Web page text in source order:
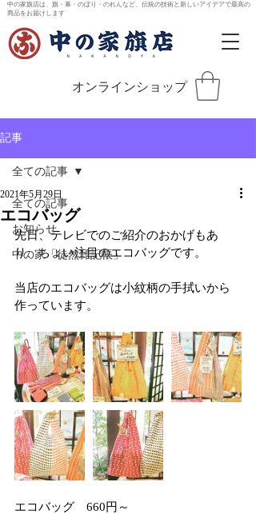
中の家旗店は、旗・幕・のぼり・のれんなど、伝統の技術と新しいアイデアで最高の
商品をお届けします
オンラインショップ
記事
全ての記事
お知らせ
中の家「徒然雑記帳」
全ての記事
エコバッグ
2021年5月29日
先日、テレビでのご紹介のおかげもあ
り、ちょい注目のエコバッグです。
当店のエコバッグは小紋柄の手拭いから
作っています。
エコバッグ　660円～